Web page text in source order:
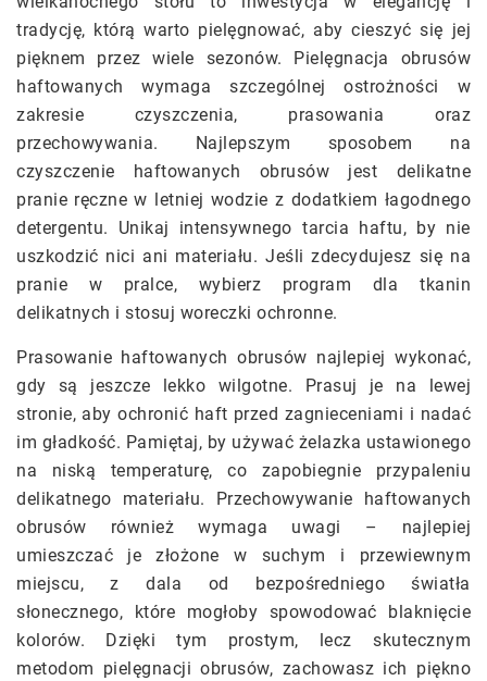
tradycję, którą warto pielęgnować, aby cieszyć się jej
pięknem przez wiele sezonów. Pielęgnacja obrusów
haftowanych wymaga szczególnej ostrożności w
zakresie czyszczenia, prasowania oraz
przechowywania. Najlepszym sposobem na
czyszczenie haftowanych obrusów jest delikatne
pranie ręczne w letniej wodzie z dodatkiem łagodnego
detergentu. Unikaj intensywnego tarcia haftu, by nie
uszkodzić nici ani materiału. Jeśli zdecydujesz się na
pranie w pralce, wybierz program dla tkanin
delikatnych i stosuj woreczki ochronne.
Prasowanie haftowanych obrusów najlepiej wykonać,
gdy są jeszcze lekko wilgotne. Prasuj je na lewej
stronie, aby ochronić haft przed zagnieceniami i nadać
im gładkość. Pamiętaj, by używać żelazka ustawionego
na niską temperaturę, co zapobiegnie przypaleniu
delikatnego materiału. Przechowywanie haftowanych
obrusów również wymaga uwagi – najlepiej
umieszczać je złożone w suchym i przewiewnym
miejscu, z dala od bezpośredniego światła
słonecznego, które mogłoby spowodować blaknięcie
kolorów. Dzięki tym prostym, lecz skutecznym
metodom pielęgnacji obrusów, zachowasz ich piękno